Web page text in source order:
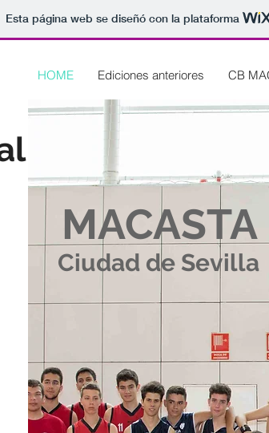
Esta página web se diseñó con la plataforma
HOME Ediciones anteriores CB
MACASTA
Ciudad de Sevilla